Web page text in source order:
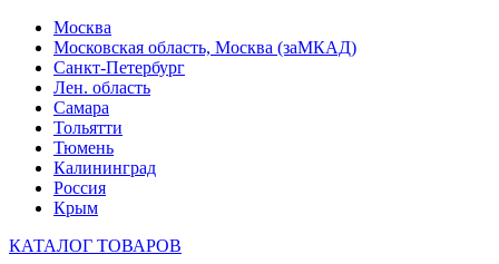
Москва
Московская область, Москва (заМКАД)
Санкт-Петербург
Лен. область
Самара
Тольятти
Тюмень
Калининград
Россия
Крым
КАТАЛОГ ТОВАРОВ